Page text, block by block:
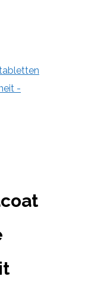
-